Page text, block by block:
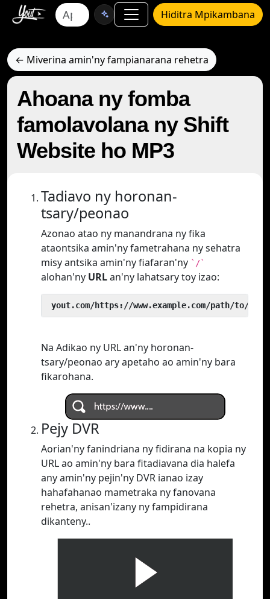
Hiditra Mpikambana
← Miverina amin'ny fampianarana rehetra
Ahoana ny fomba
famolavolana ny Shift
Website ho MP3
Tadiavo ny horonan-
tsary/peonao
Azonao atao ny manandrana ny fika
ataontsika amin'ny fametrahana ny sehatra
misy antsika amin'ny fiafaran'ny `/`
alohan'ny URLan'ny lahatsary toy izao:
yout.com/https://www.example.com/path/to/
Na Adikao ny URL an'ny horonan-
tsary/peonao ary apetaho ao amin'ny bara
fikarohana.
Pejy DVR
Aorian'ny fanindriana ny fidirana na kopia ny
URL ao amin'ny bara fitadiavana dia halefa
any amin'ny pejin'ny DVR ianao izay
hahafahanao mametraka ny fanovana
rehetra, anisan'izany ny fampidirana
dikanteny..